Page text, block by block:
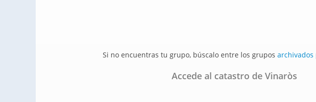
Si no encuentras tu grupo, búscalo entre los grupos
Accede al catastro de Vinaròs